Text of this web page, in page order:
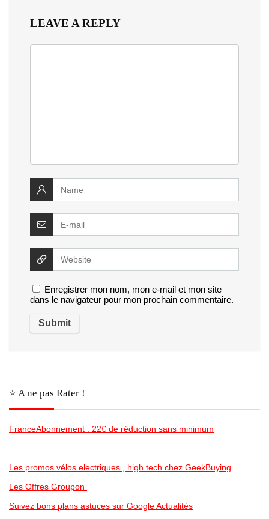
LEAVE A REPLY
Enregistrer mon nom, mon e-mail et mon site
dans le navigateur pour mon prochain commentaire.
⭐️ A ne pas Rater !
FranceAbonnement : 22€ de réduction sans minimum
Les promos vélos electriques , high tech chez GeekBuying
Les Offres Groupon
Suivez bons plans astuces sur Google Actualités